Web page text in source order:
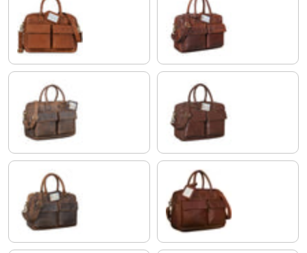
maraska - braun porto - cognac
zamora - braun maraska - dunkelbraun
calais - braun cognac - dunkelbraun